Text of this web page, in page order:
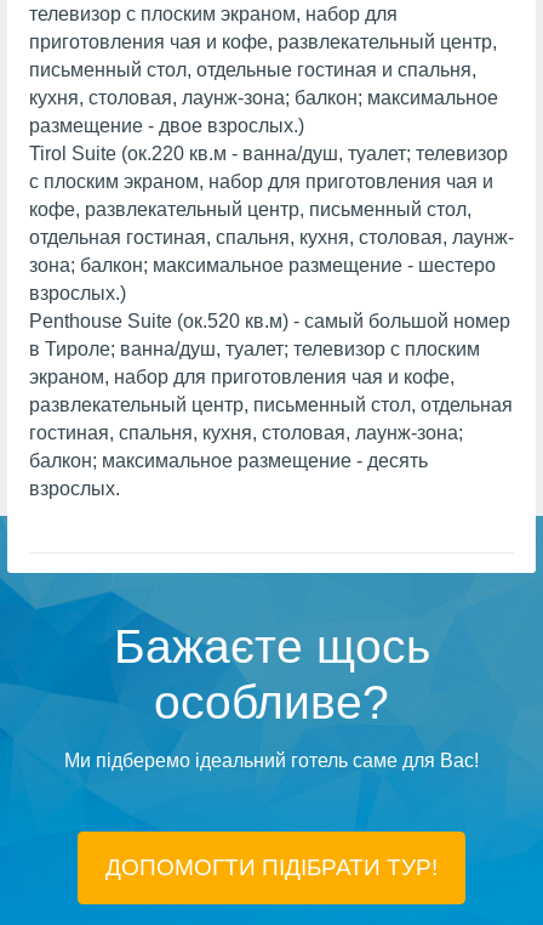
телевизор с плоским экраном, набор для
приготовления чая и кофе, развлекательный центр,
письменный стол, отдельные гостиная и спальня,
кухня, столовая, лаунж-зона; балкон; максимальное
размещение - двое взрослых.)
Tirol Suite (ок.220 кв.м - ванна/душ, туалет; телевизор
с плоским экраном, набор для приготовления чая и
кофе, развлекательный центр, письменный стол,
отдельная гостиная, спальня, кухня, столовая, лаунж-
зона; балкон; максимальное размещение - шестеро
взрослых.)
Penthouse Suite (ок.520 кв.м) - самый большой номер
в Тироле; ванна/душ, туалет; телевизор с плоским
экраном, набор для приготовления чая и кофе,
развлекательный центр, письменный стол, отдельная
гостиная, спальня, кухня, столовая, лаунж-зона;
балкон; максимальное размещение - десять
взрослых.
Бажаєте щось
особливе?
Ми підберемо ідеальний готель саме для Вас!
ДОПОМОГТИ ПІДIБРАТИ ТУР!